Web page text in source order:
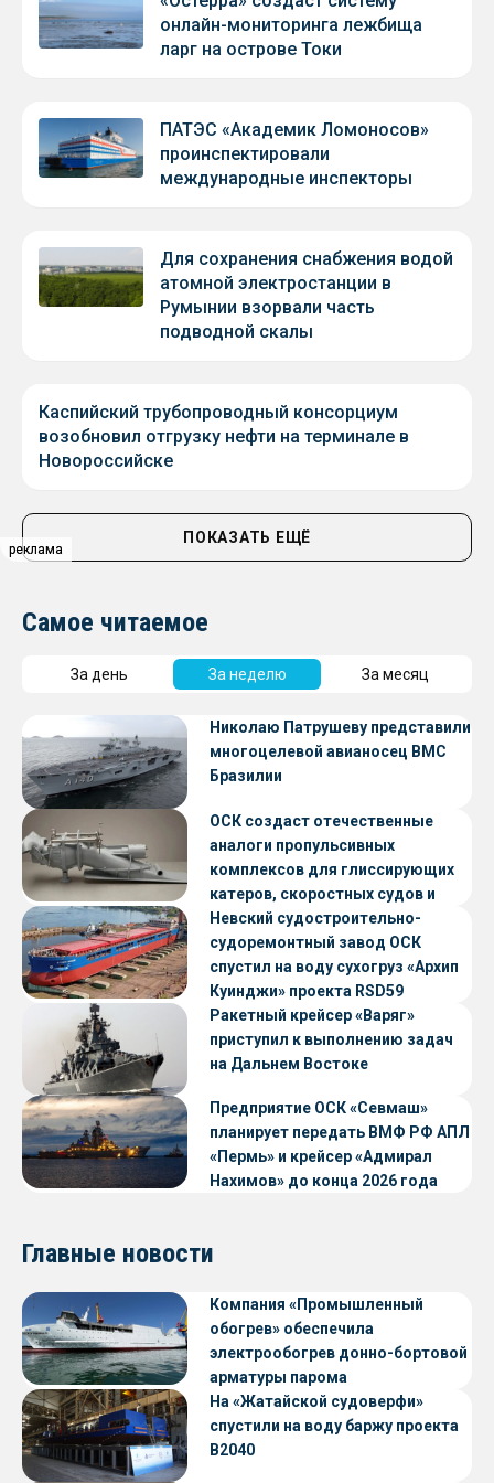
реклама
реклама
онлайн-мониторинга лежбища
ларг на острове Токи
ПАТЭС «Академик Ломоносов»
проинспектировали
международные инспекторы
Для сохранения снабжения водой
атомной электростанции в
Румынии взорвали часть
подводной скалы
Каспийский трубопроводный консорциум
возобновил отгрузку нефти на терминале в
Новороссийске
ПОКАЗАТЬ ЕЩЁ
Самое читаемое
За день За неделю За месяц
Николаю Патрушеву представили
многоцелевой авианосец ВМС
Бразилии
ОСК создаст отечественные
аналоги пропульсивных
комплексов для глиссирующих
катеров, скоростных судов и
судов с малой осадкой
Невский судостроительно-
судоремонтный завод ОСК
спустил на воду сухогруз «Архип
Куинджи» проекта RSD59
Ракетный крейсер «Варяг»
приступил к выполнению задач
на Дальнем Востоке
Предприятие ОСК «Севмаш»
планирует передать ВМФ РФ АПЛ
«Пермь» и крейсер «Адмирал
Нахимов» до конца 2026 года
Главные новости
Компания «Промышленный
обогрев» обеспечила
электрообогрев донно-бортовой
арматуры парома
«Петропавловск» проекта CNF22
На «Жатайской судоверфи»
спустили на воду баржу проекта
В2040